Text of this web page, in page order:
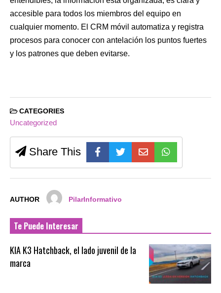
accesible para todos los miembros del equipo en
cualquier momento. El CRM móvil automatiza y registra
procesos para conocer con antelación los puntos fuertes
y los patrones que deben evitarse.
CATEGORIES
Uncategorized
Share This
AUTHOR PilarInformativo
Te Puede Interesar
KIA K3 Hatchback, el lado juvenil de la
marca